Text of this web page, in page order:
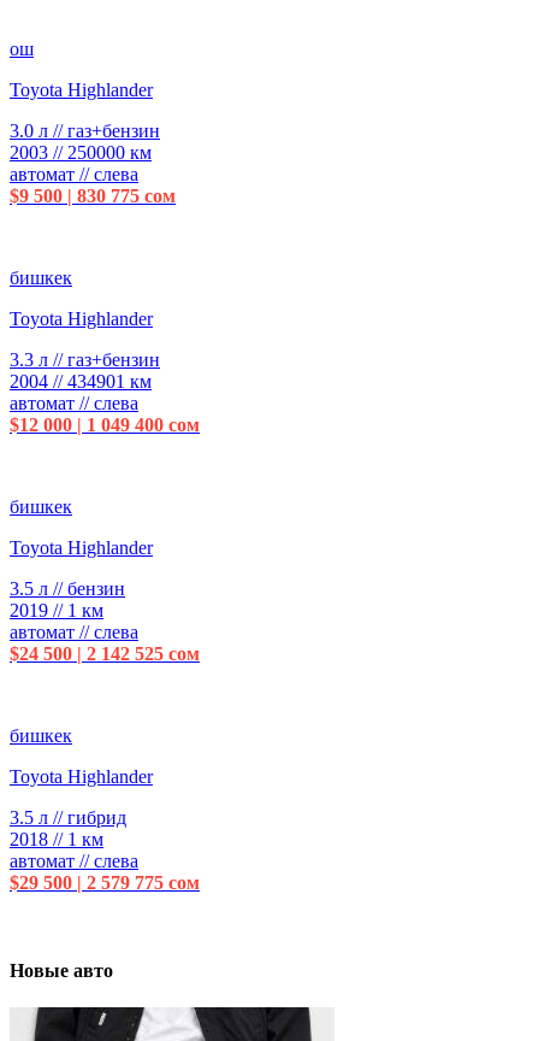
ош
Toyota Highlander
3.0 л // газ+бензин
2003 // 250000 км
автомат // слева
$9 500 | 830 775 сом
бишкек
Toyota Highlander
3.3 л // газ+бензин
2004 // 434901 км
автомат // слева
$12 000 | 1 049 400 сом
бишкек
Toyota Highlander
3.5 л // бензин
2019 // 1 км
автомат // слева
$24 500 | 2 142 525 сом
бишкек
Toyota Highlander
3.5 л // гибрид
2018 // 1 км
автомат // слева
$29 500 | 2 579 775 сом
Новые авто